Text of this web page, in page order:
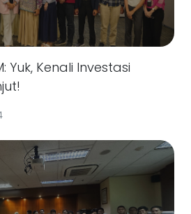
Yuk, Kenali Investasi